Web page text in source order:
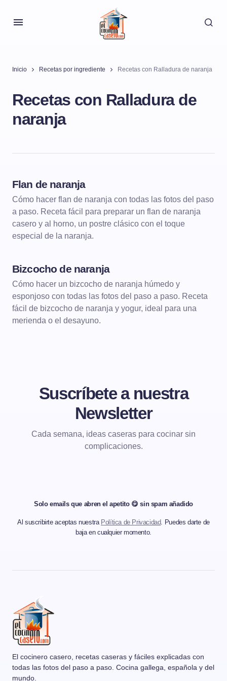
Inicio Recetas por ingrediente Recetas con Ralladura de naranja
Recetas con Ralladura de
naranja
Flan de naranja
Cómo hacer flan de naranja con todas las fotos del paso
a paso. Receta fácil para preparar un flan de naranja
casero y al horno, un postre clásico con el toque
especial de la naranja.
Bizcocho de naranja
Cómo hacer un bizcocho de naranja húmedo y
esponjoso con todas las fotos del paso a paso. Receta
fácil de bizcocho de naranja y yogur, ideal para una
merienda o el desayuno.
Suscríbete a nuestra
Newsletter
Cada semana, ideas caseras para cocinar sin
complicaciones.
Solo emails que abren el apetito 😋 sin spam añadido
Al suscribirte aceptas nuestra Política de Privacidad. Puedes darte de
baja en cualquier momento.
El cocinero casero, recetas caseras y fáciles explicadas con
todas las fotos del paso a paso. Cocina gallega, española y del
mundo.